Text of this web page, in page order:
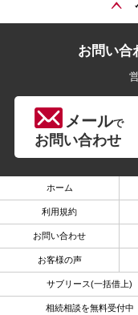
お問い合
メールで
お問い合わせ
ホーム
利用規約
お問い合わせ
お客様の声
サブリース(一括借上)
相続相談を無料受付中